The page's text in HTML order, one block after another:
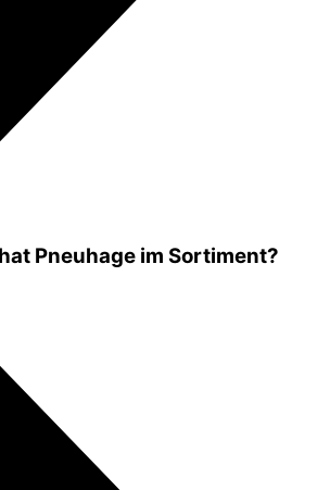
Pneuhage im Sortiment?